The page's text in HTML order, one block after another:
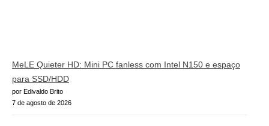
MeLE Quieter HD: Mini PC fanless com Intel N150 e espaço
para SSD/HDD
por Edivaldo Brito
7 de agosto de 2026